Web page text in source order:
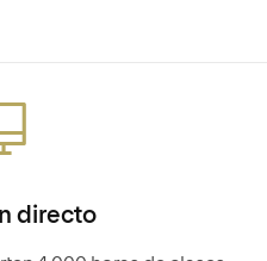
directo